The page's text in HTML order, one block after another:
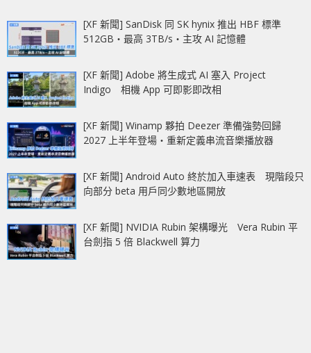
[XF 新聞] SanDisk 同 SK hynix 推出 HBF 標準
512GB‧最高 3TB/s‧主攻 AI 記憶體
[XF 新聞] Adobe 將生成式 AI 塞入 Project
Indigo 相機 App 可即影即改相
[XF 新聞] Winamp 夥拍 Deezer 準備強勢回歸
2027 上半年登場‧重新定義串流音樂播放器
[XF 新聞] Android Auto 終於加入車速表 現階段只
向部分 beta 用戶同少數地區開放
[XF 新聞] NVIDIA Rubin 架構曝光 Vera Rubin 平
台劍指 5 倍 Blackwell 算力